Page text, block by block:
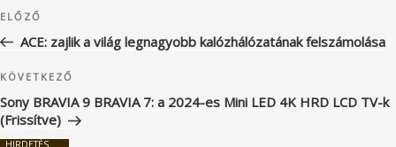
navigáció
Korábbi
bejegyzés
ELŐZŐ
ACE: zajlik a világ legnagyobb kalózhálózatának felszámolása
Következő
bejegyzés
KÖVETKEZŐ
Sony BRAVIA 9 BRAVIA 7: a 2024-es Mini LED 4K HRD LCD TV-k
(Frissítve)
HIRDETÉS